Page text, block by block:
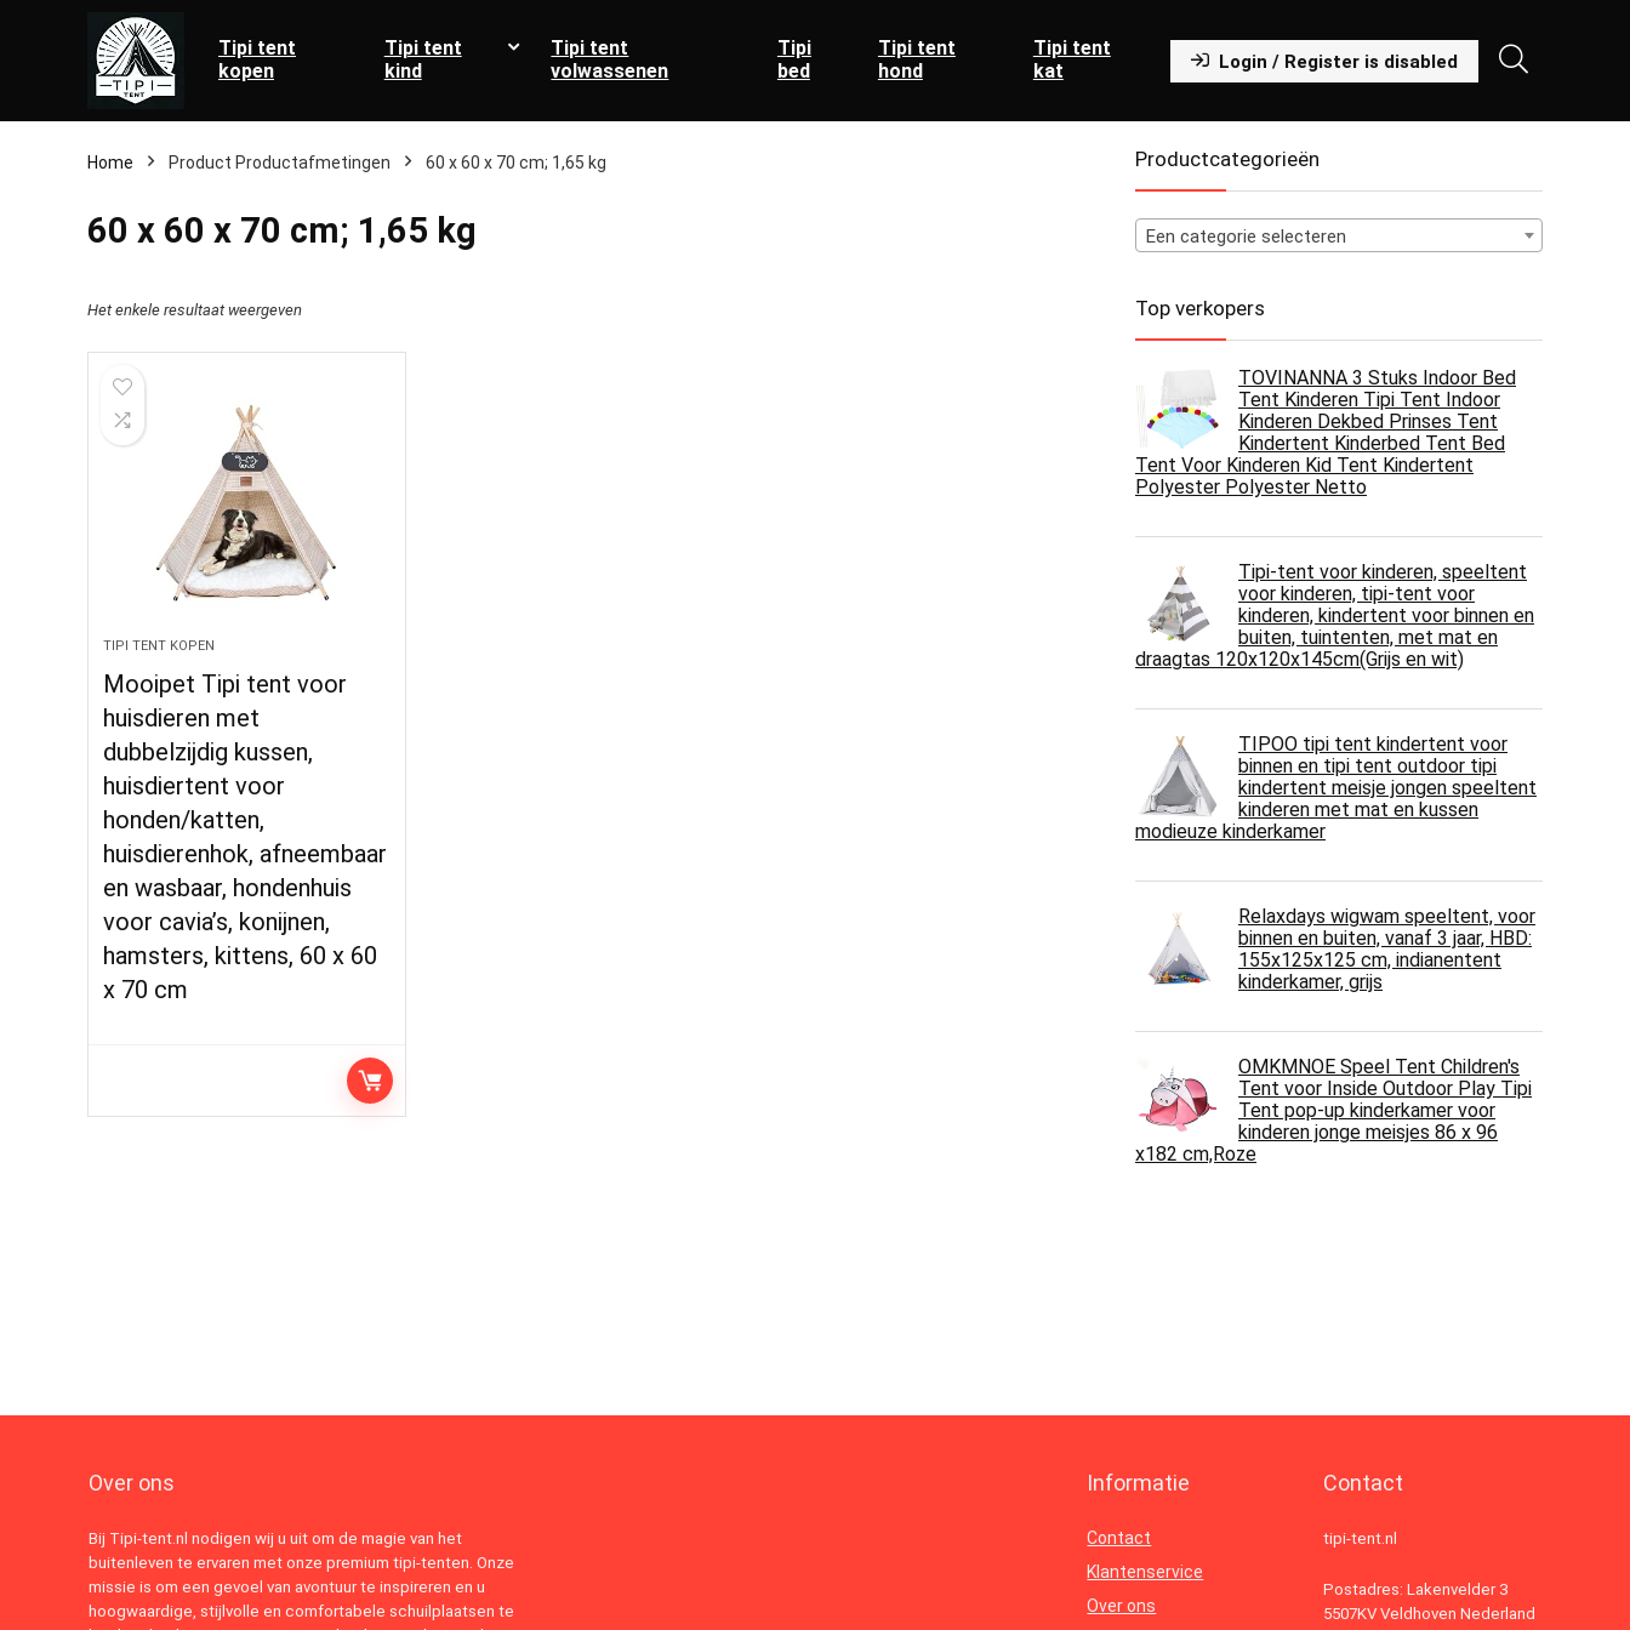
Tipi tent
kopen
Tipi tent
kind
Tipi tent
volwassenen
Tipi
bed
Tipi tent
hond
Tipi tent
kat
Login / Register is disabled
Home Product Productafmetingen ‎60 x 60 x 70 cm; 1,65 kg
‎60 x 60 x 70 cm; 1,65 kg
Het enkele resultaat weergeven
TIPI TENT KOPEN
Mooipet Tipi tent voor
huisdieren met
dubbelzijdig kussen,
huisdiertent voor
honden/katten,
huisdierenhok, afneembaar
en wasbaar, hondenhuis
voor cavia’s, konijnen,
hamsters, kittens, 60 x 60
x 70 cm
Productcategorieën
Een categorie selecteren
Top verkopers
TOVINANNA 3 Stuks Indoor Bed
Tent Kinderen Tipi Tent Indoor
Kinderen Dekbed Prinses Tent
Kindertent Kinderbed Tent Bed
Tent Voor Kinderen Kid Tent Kindertent
Polyester Polyester Netto
Tipi-tent voor kinderen, speeltent
voor kinderen, tipi-tent voor
kinderen, kindertent voor binnen en
buiten, tuintenten, met mat en
draagtas 120x120x145cm(Grijs en wit)
TIPOO tipi tent kindertent voor
binnen en tipi tent outdoor tipi
kindertent meisje jongen speeltent
kinderen met mat en kussen
modieuze kinderkamer
Relaxdays wigwam speeltent, voor
binnen en buiten, vanaf 3 jaar, HBD:
155x125x125 cm, indianentent
kinderkamer, grijs
OMKMNOE Speel Tent Children's
Tent voor Inside Outdoor Play Tipi
Tent pop-up kinderkamer voor
kinderen jonge meisjes 86 x 96
x182 cm,Roze
Over ons
Bij Tipi-tent.nl nodigen wij u uit om de magie van het
buitenleven te ervaren met onze premium tipi-tenten. Onze
missie is om een gevoel van avontuur te inspireren en u
hoogwaardige, stijlvolle en comfortabele schuilplaatsen te
Informatie
Contact
Klantenservice
Over ons
Contact
tipi-tent.nl
Postadres: Lakenvelder 3
5507KV Veldhoven Nederland